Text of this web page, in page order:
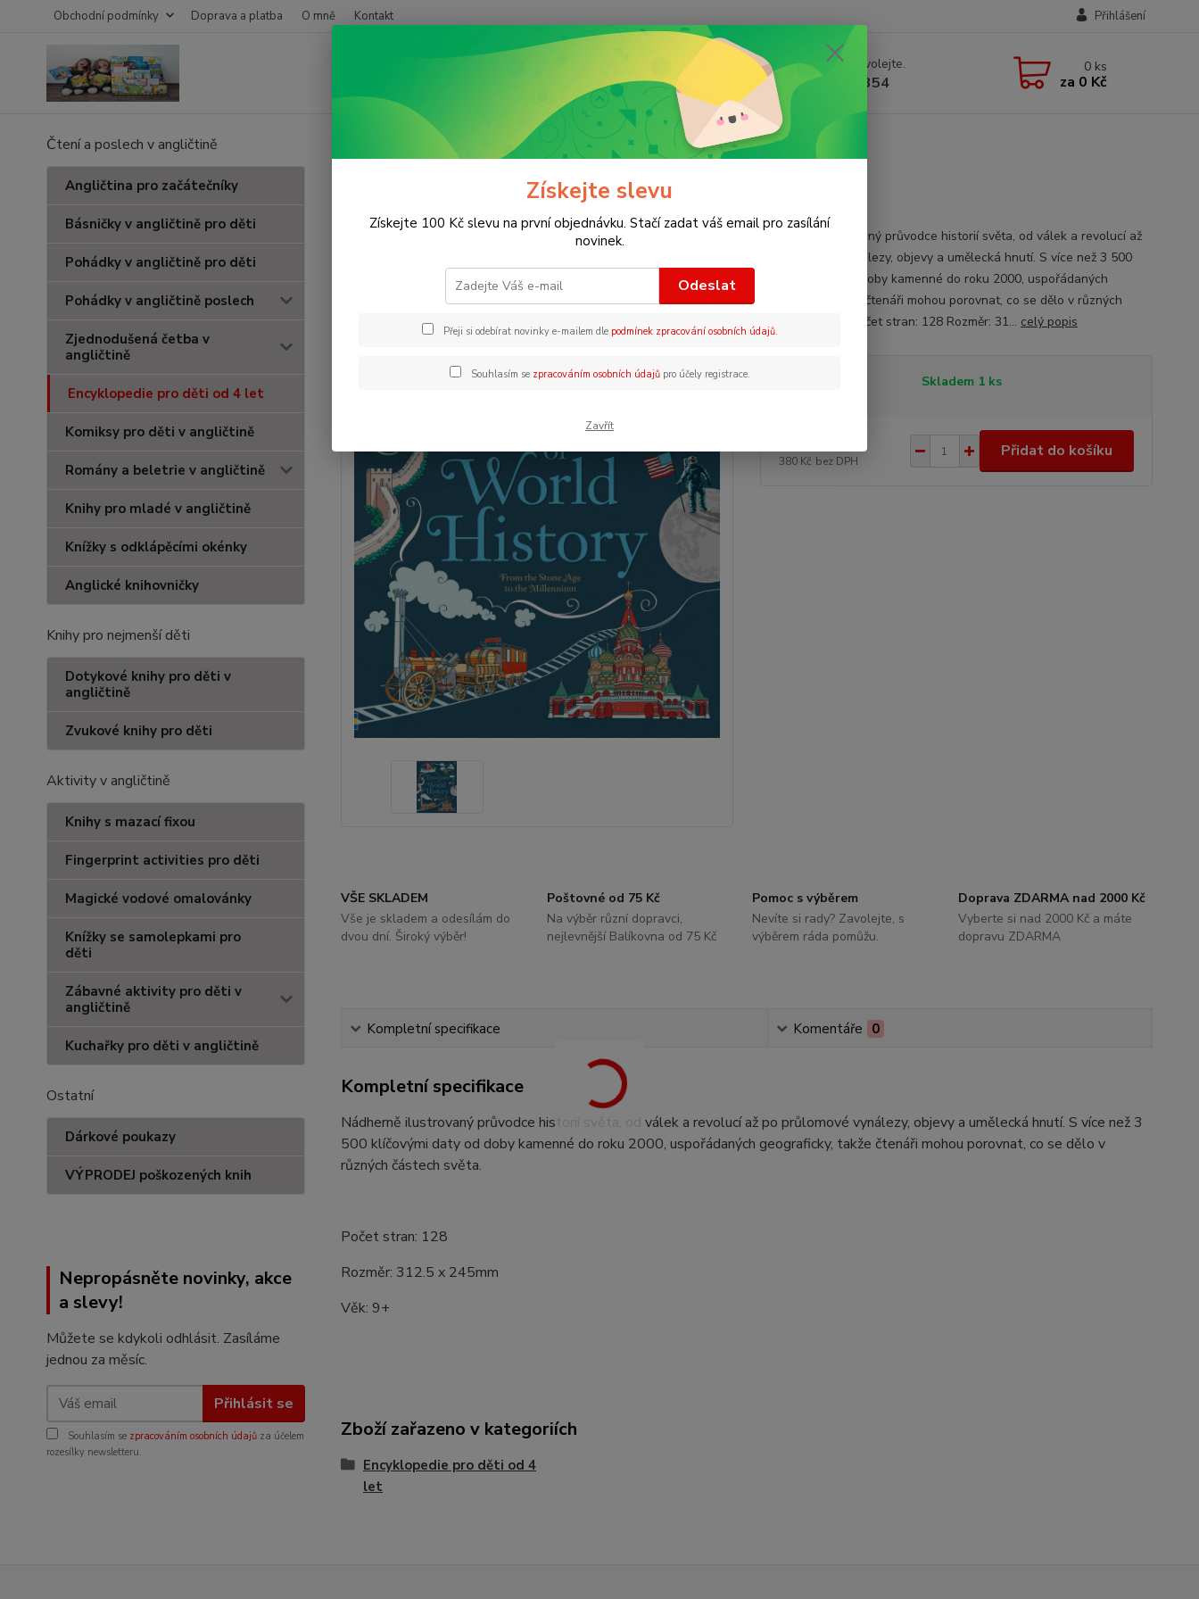
Obchodní podmínky Doprava a platba O mně Kontakt Přihlášení
Nevíte si rady? Zavolejte.
+420 723 109 354
0 ks
za 0 Kč
Čtení a poslech v angličtině
Angličtina pro začátečníky
Básničky v angličtině pro děti
Pohádky v angličtině pro děti
Pohádky v angličtině poslech
Zjednodušená četba v
angličtině
Encyklopedie pro děti od 4 let
Komiksy pro děti v angličtině
Romány a beletrie v angličtině
Knihy pro mladé v angličtině
Knížky s odklápěcími okénky
Anglické knihovničky
Knihy pro nejmenší děti
Dotykové knihy pro děti v
angličtině
Zvukové knihy pro děti
Aktivity v angličtině
Knihy s mazací fixou
Fingerprint activities pro děti
Magické vodové omalovánky
Knížky se samolepkami pro
děti
Zábavné aktivity pro děti v
angličtině
Kuchařky pro děti v angličtině
Ostatní
Dárkové poukazy
VÝPRODEJ poškozených knih
Nepropásněte novinky, akce
a slevy!
Můžete se kdykoli odhlásit. Zasíláme
jednou za měsíc.
Přihlásit se
Souhlasím se zpracováním osobních údajů za účelem
rozesílky newsletteru.
Encyklopedie pro děti od 4 let Timelines of World History
Timelines of World History
Nádherně ilustrovaný průvodce historií světa, od válek a revolucí až
po průlomové vynálezy, objevy a umělecká hnutí. S více než 3 500
klíčovými daty od doby kamenné do roku 2000, uspořádaných
geograficky, takže čtenáři mohou porovnat, co se dělo v různých
částech světa. Počet stran: 128 Rozměr: 31... celý popis
Skladem 1 ks
380 Kč bez DPH
Přidat do košíku
VŠE SKLADEM
Vše je skladem a odesílám do
dvou dní. Široký výběr!
Poštovné od 75 Kč
Na výběr různí dopravci,
nejlevnější Balíkovna od 75 Kč
Pomoc s výběrem
Nevíte si rady? Zavolejte, s
výběrem ráda pomůžu.
Doprava ZDARMA nad 2000 Kč
Vyberte si nad 2000 Kč a máte
dopravu ZDARMA
Kompletní specifikace Komentáře 0
Kompletní specifikace
Nádherně ilustrovaný průvodce historií světa, od válek a revolucí až po průlomové vynálezy, objevy a umělecká hnutí. S více než 3
500 klíčovými daty od doby kamenné do roku 2000, uspořádaných geograficky, takže čtenáři mohou porovnat, co se dělo v
různých částech světa.
Počet stran: 128
Rozměr: 312.5 x 245mm
Věk: 9+
Zboží zařazeno v kategoriích
Encyklopedie pro děti od 4
let
Získejte slevu
Získejte 100 Kč slevu na první objednávku. Stačí zadat váš email pro zasílání
novinek.
Odeslat
Přeji si odebírat novinky e-mailem dle podmínek zpracování osobních údajů.
Souhlasím se zpracováním osobních údajůpro účely registrace.
Zavřít